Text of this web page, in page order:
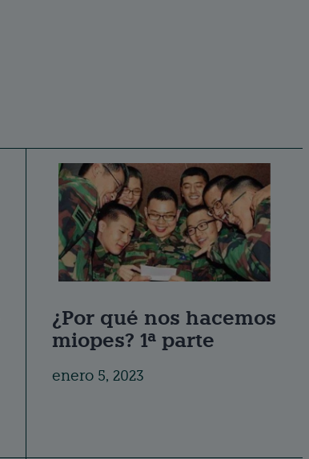
¿Por qué nos hacemos
miopes? 1ª parte
enero 5, 2023